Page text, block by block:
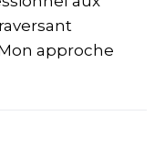
approche